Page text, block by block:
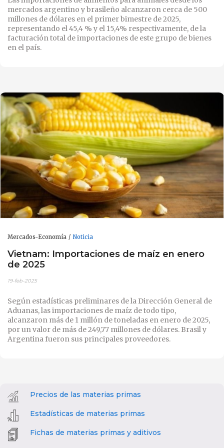
mercados argentino y brasileño alcanzaron cerca de 500
millones de dólares en el primer bimestre de 2025,
representando el 45,4 % y el 15,4% respectivamente, de la
facturación total de importaciones de este grupo de bienes
en el país.
Mercados-Economía Noticia
Vietnam: Importaciones de maíz en enero
de 2025
19-feb-2025
Según estadísticas preliminares de la Dirección General de
Aduanas, las importaciones de maíz de todo tipo,
alcanzaron más de 1 millón de toneladas en enero de 2025,
por un valor de más de 249,77 millones de dólares. Brasil y
Argentina fueron sus principales proveedores.
Precios de las materias primas
Estadísticas de materias primas
Fichas de materias primas y aditivos